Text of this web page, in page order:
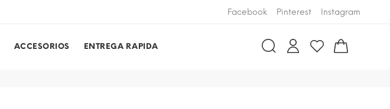
Facebook Pinterest Instagram
ACCESORIOS ENTREGA RAPIDA